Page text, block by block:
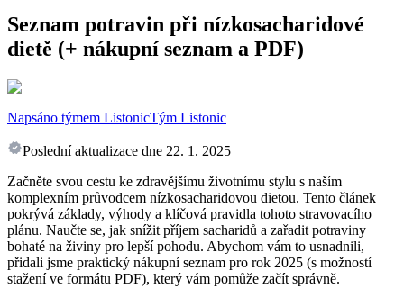
Seznam potravin při nízkosacharidové
dietě (+ nákupní seznam a PDF)
Napsáno týmem ListonicTým Listonic
Poslední aktualizace dne 22. 1. 2025
Začněte svou cestu ke zdravějšímu životnímu stylu s naším
komplexním průvodcem nízkosacharidovou dietou. Tento článek
pokrývá základy, výhody a klíčová pravidla tohoto stravovacího
plánu. Naučte se, jak snížit příjem sacharidů a zařadit potraviny
bohaté na živiny pro lepší pohodu. Abychom vám to usnadnili,
přidali jsme praktický nákupní seznam pro rok 2025 (s možností
stažení ve formátu PDF), který vám pomůže začít správně.